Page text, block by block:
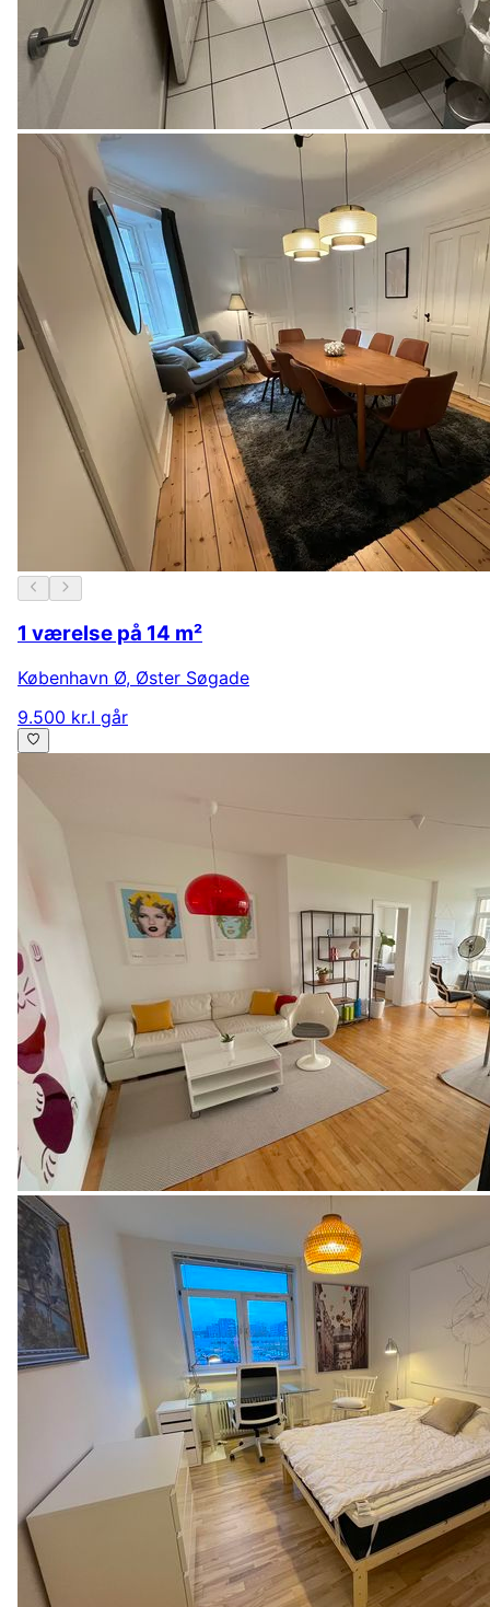
1 værelse på 14 m²
København Ø, Øster Søgade
9.500 kr.I går